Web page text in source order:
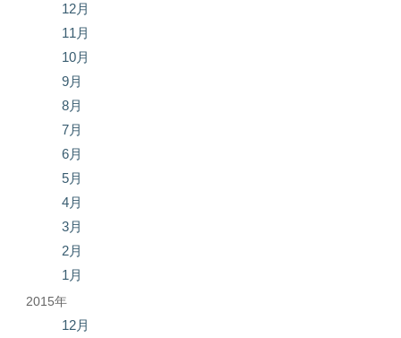
12月
11月
10月
9月
8月
7月
6月
5月
4月
3月
2月
1月
2015年
12月